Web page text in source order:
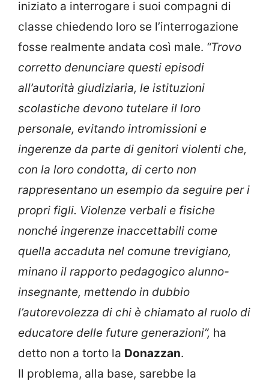
iniziato a interrogare i suoi compagni di
classe chiedendo loro se l’interrogazione
fosse realmente andata così male. “Trovo
corretto denunciare questi episodi
all’autorità giudiziaria, le istituzioni
scolastiche devono tutelare il loro
personale, evitando intromissioni e
ingerenze da parte di genitori violenti che,
con la loro condotta, di certo non
rappresentano un esempio da seguire per i
propri figli. Violenze verbali e fisiche
nonché ingerenze inaccettabili come
quella accaduta nel comune trevigiano,
minano il rapporto pedagogico alunno-
insegnante, mettendo in dubbio
l’autorevolezza di chi è chiamato al ruolo di
educatore delle future generazioni”, ha
detto non a torto la Donazzan.
Il problema, alla base, sarebbe la